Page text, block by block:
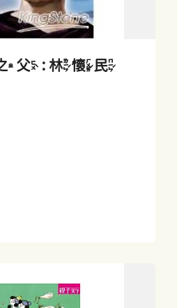
父 : 林懷民